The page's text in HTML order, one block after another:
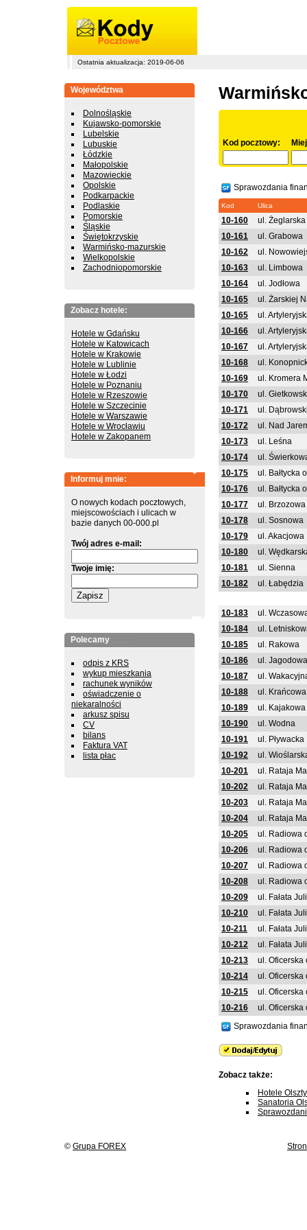
Ostatnia aktualizacja: 2019-06-06
Województwa
Dolnośląskie
Kujawsko-pomorskie
Lubelskie
Lubuskie
Łódzkie
Małopolskie
Mazowieckie
Opolskie
Podkarpackie
Podlaskie
Pomorskie
Śląskie
Świętokrzyskie
Warmińsko-mazurskie
Wielkopolskie
Zachodniopomorskie
Zobacz hotele:
Hotele w Gdańsku
Hotele w Katowicach
Hotele w Krakowie
Hotele w Lublinie
Hotele w Łodzi
Hotele w Poznaniu
Hotele w Rzeszowie
Hotele w Szczecinie
Hotele w Warszawie
Hotele w Wrocławiu
Hotele w Zakopanem
Informuj mnie:
O nowych kodach pocztowych,
miejscowościach i ulicach w
bazie danych 00-000.pl
Twój adres e-mail:
Twoje imię:
Polecamy
odpis z KRS
wykup mieszkania
rachunek wyników
oświadczenie o
niekaralności
arkusz spisu
CV
bilans
Faktura VAT
lista płac
Kod pocztowy:
Sprawozdania
Kod Ulica
10-160
ul. Żeglarska
10-161
ul. Grabowa
10-162
ul.
10-163
ul. Limbowa
10-164
ul. Jodłowa
10-165
ul. Żarskiej
10-165
ul.
10-166
ul.
10-167
ul.
10-168
ul.
10-169
ul. Kromera
10-170
ul.
10-171
ul.
10-172
ul. Nad
10-173
ul. Leśna
10-174
ul.
10-175
ul. Bałtycka
10-176
ul. Bałtycka
10-177
ul. Brzozowa
10-178
ul. Sosnowa
10-179
ul. Akacjowa
10-180
ul.
10-181
ul. Sienna
10-182
ul. Łabędzia
10-183
ul.
10-184
ul.
10-185
ul. Rakowa
10-186
ul. Jagodowa
10-187
ul.
10-188
ul. Krańcowa
10-189
ul. Kajakowa
10-190
ul. Wodna
10-191
ul. Pływacka
10-192
ul.
10-201
ul. Rataja
10-202
ul. Rataja
10-203
ul. Rataja
10-204
ul. Rataja
10-205
ul. Radiowa
10-206
ul. Radiowa
10-207
ul. Radiowa
10-208
ul. Radiowa
10-209
ul. Fałata
10-210
ul. Fałata
10-211
ul. Fałata
10-212
ul. Fałata
10-213
ul. Oficerska
10-214
ul. Oficerska
10-215
ul. Oficerska
10-216
ul. Oficerska
Sprawozdania
Zobacz także:
Hotele
Sanatoria
© Grupa FOREX